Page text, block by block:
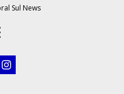
Sul News